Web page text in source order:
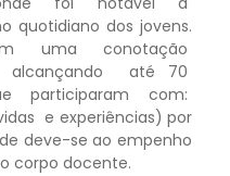
quotidiano dos jovens.
uma conotação
alcançando até 70
participaram com:
e experiências) por
deve-se ao empenho
corpo docente.